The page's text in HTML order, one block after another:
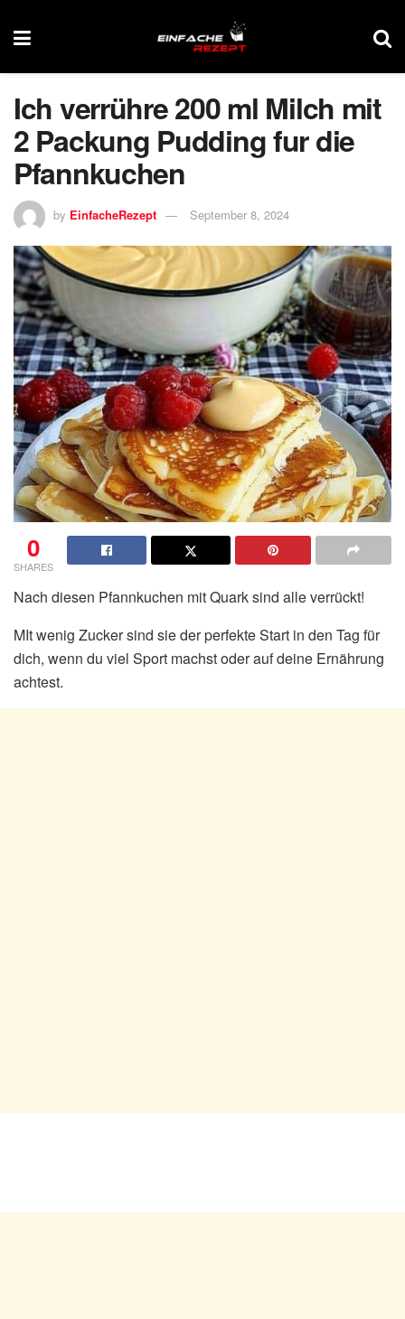
Ich verrühre 200 ml Milch mit
2 Packung Pudding fur die
Pfannkuchen
by EinfacheRezept September 8, 2024
0
SHARES
Nach diesen Pfannkuchen mit Quark sind alle verrückt!
MIt wenig Zucker sind sie der perfekte Start in den Tag für
dich, wenn du viel Sport machst oder auf deine Ernährung
achtest.